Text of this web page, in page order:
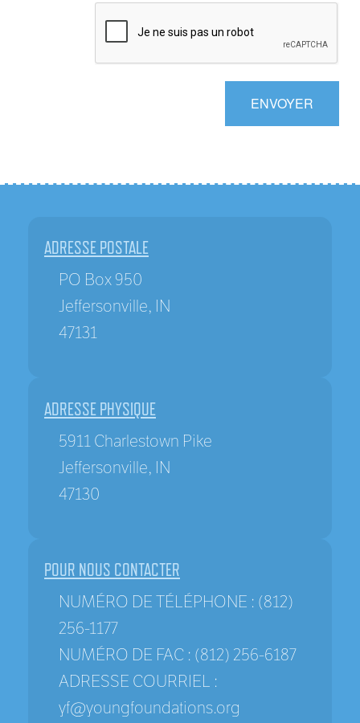
ENVOYER
ADRESSE POSTALE
PO Box 950
Jeffersonville, IN
47131
ADRESSE PHYSIQUE
5911 Charlestown Pike
Jeffersonville, IN
47130
POUR NOUS CONTACTER
NUMÉRO DE TÉLÉPHONE : (812)
256-1177
NUMÉRO DE FAC : (812) 256-6187
ADRESSE COURRIEL :
yf@youngfoundations.org